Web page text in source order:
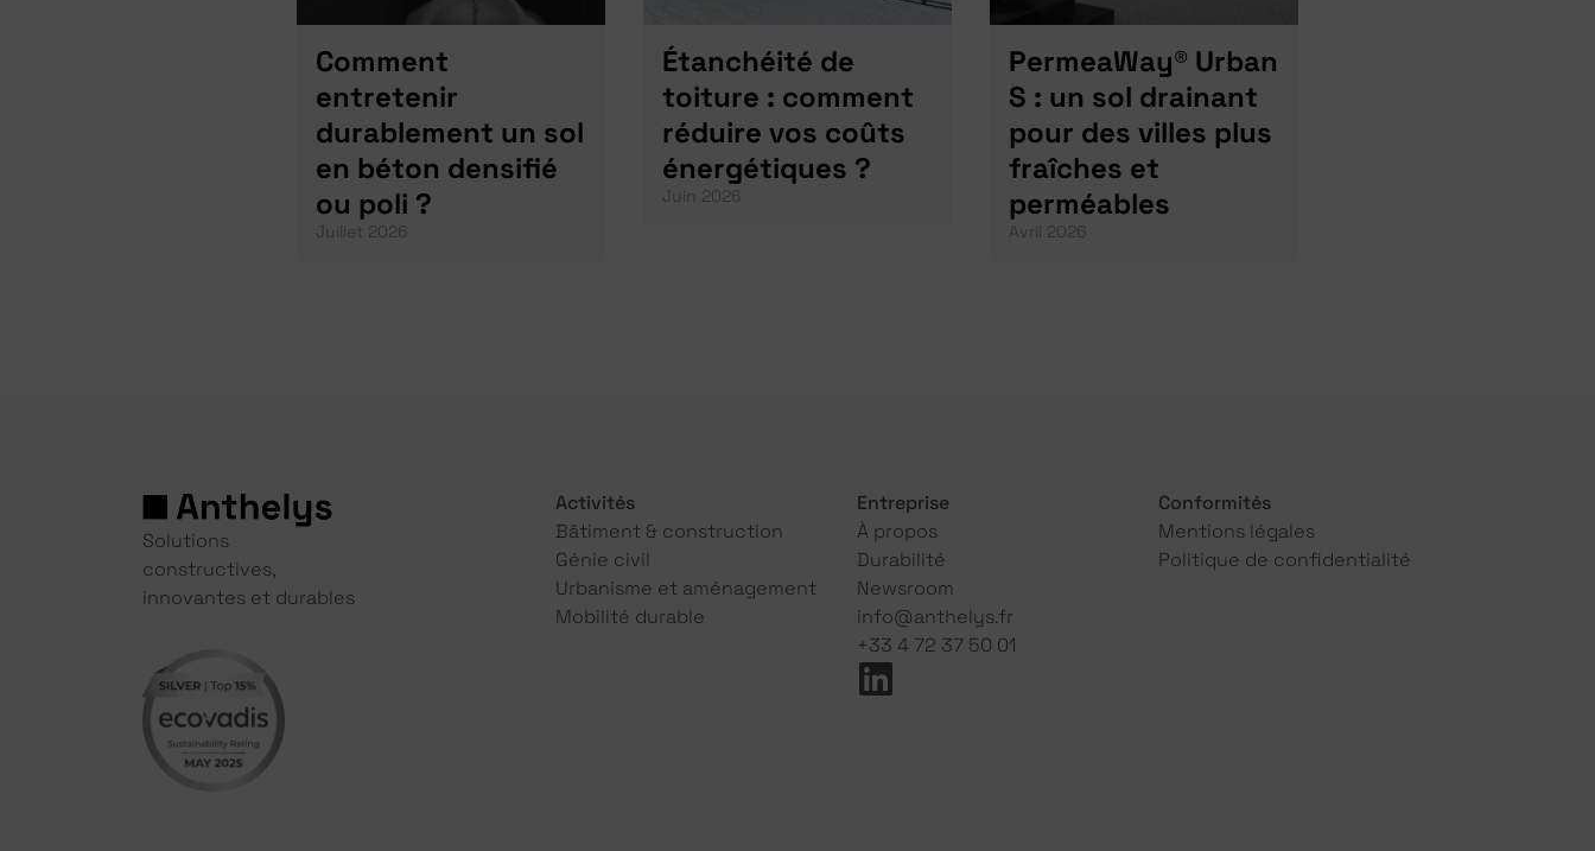
Comment
entretenir
durablement un sol
en béton densifié
ou poli ?
Juillet 2026
Étanchéité de
toiture : comment
réduire vos coûts
énergétiques ?
Juin 2026
PermeaWay® Urban
S : un sol drainant
pour des villes plus
fraîches et
perméables
Avril 2026
Solutions
constructives,
innovantes et durables
Activités
Bâtiment & construction
Génie civil
Urbanisme et aménagement
Mobilité durable
Entreprise
À propos
Durabilité
Newsroom
info@anthelys.fr
+33 4 72 37 50 01
Conformités
Mentions légales
Politique de confidentialité